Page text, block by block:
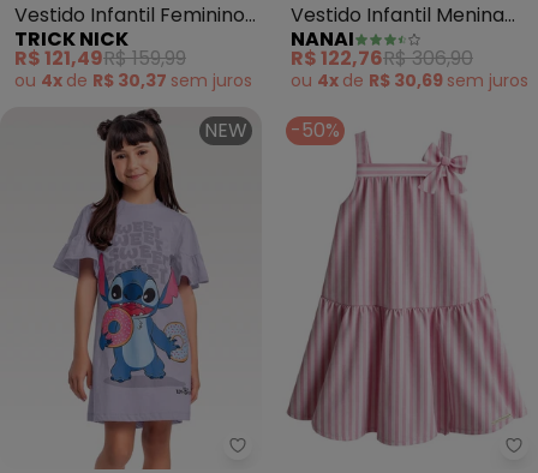
Vestido Infantil Feminino
Estampado (Bege)
TRICK NICK
R$ 121,49R$ 159,99
ou 4x de R$ 30,37 sem juros
Vestido Infantil Menina
Flores (Branco)
NANAI
R$ 122,76R$ 306,90
ou 4x de R$ 30,69 sem juros
NEW
Fakini Kids - Vestido Lilo &
-50%